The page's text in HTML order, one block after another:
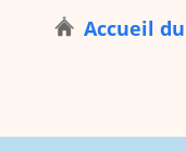
Accueil